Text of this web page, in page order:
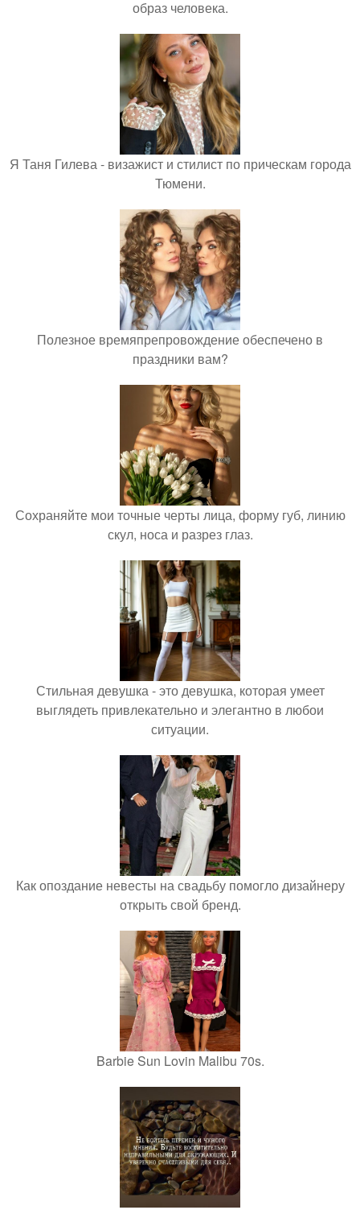
образ человека.
Я Таня Гилева - визажист и стилист по прическам города
Тюмени.
Полезное времяпрепровождение обеспечено в
праздники вам?
Сохраняйте мои точные черты лица, форму губ, линию
скул, носа и разрез глаз.
Стильная девушка - это девушка, которая умеет
выглядеть привлекательно и элегантно в любои
ситуации.
Как опоздание невесты на свадьбу помогло дизайнеру
открыть свой бренд.
Barbie Sun Lovin Malibu 70s.